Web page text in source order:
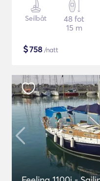
Seilbåt
48 fot
15 m
$758 /natt